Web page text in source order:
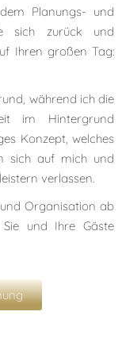
Planungs- und
sich zurück und
Ihren großen Tag:
während ich die
im Hintergrund
Konzept, welches
sich auf mich und
verlassen.
Organisation ab
und Ihre Gäste